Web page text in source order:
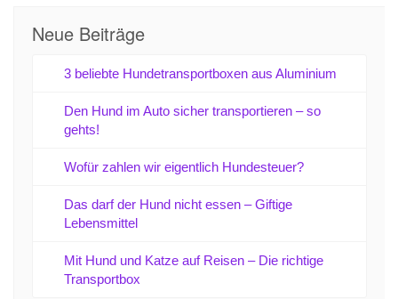
Neue Beiträge
3 beliebte Hundetransportboxen aus Aluminium
Den Hund im Auto sicher transportieren – so
gehts!
Wofür zahlen wir eigentlich Hundesteuer?
Das darf der Hund nicht essen – Giftige
Lebensmittel
Mit Hund und Katze auf Reisen – Die richtige
Transportbox